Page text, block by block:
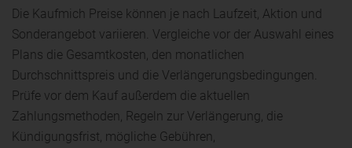
Die Kaufmich Preise können je nach Laufzeit, Aktion und
Sonderangebot variieren. Vergleiche vor der Auswahl eines
Plans die Gesamtkosten, den monatlichen
Durchschnittspreis und die Verlängerungsbedingungen.
Prüfe vor dem Kauf außerdem die aktuellen
Zahlungsmethoden, Regeln zur Verlängerung, die
Kündigungsfrist, mögliche Gebühren,